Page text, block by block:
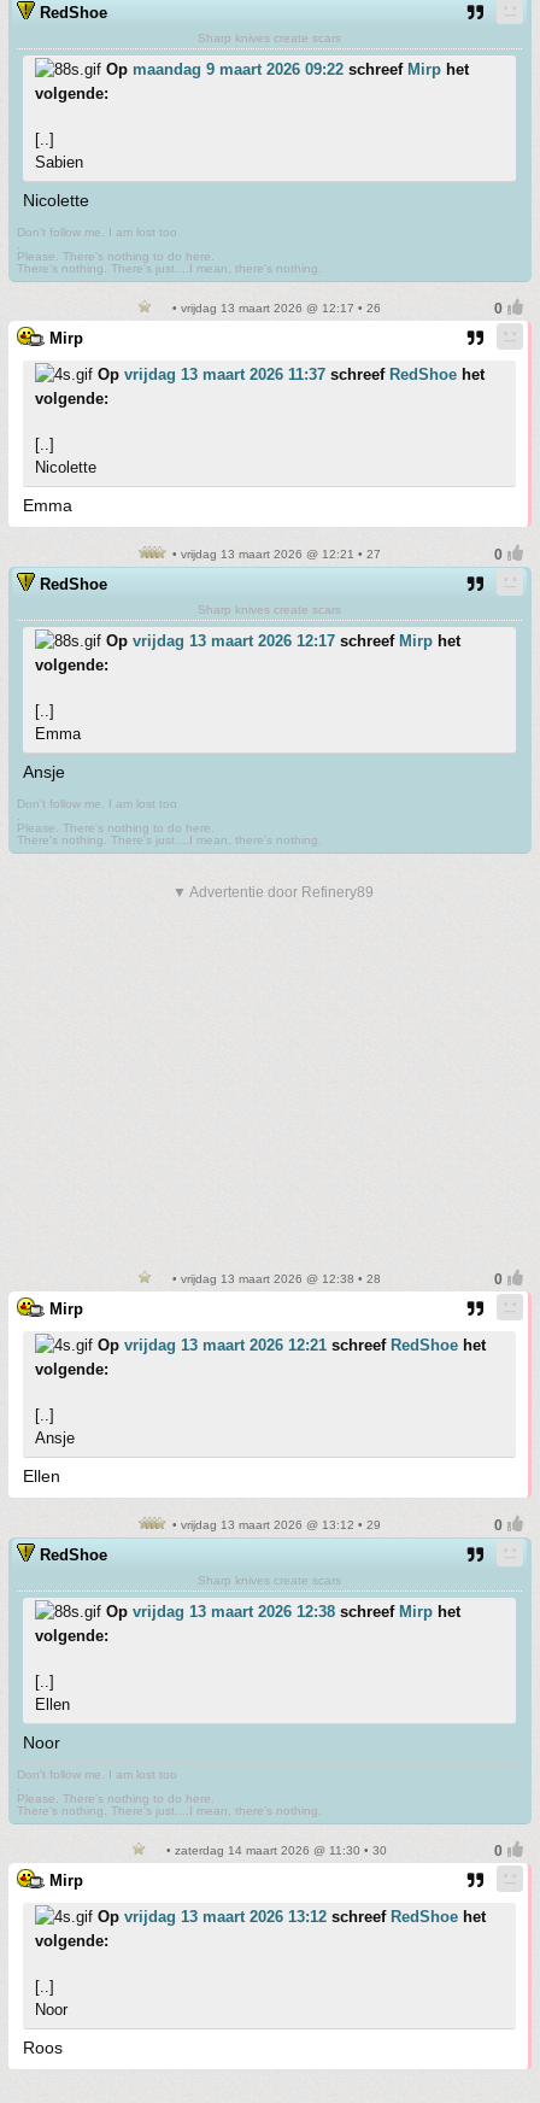
RedShoe
Sharp knives create scars
Op maandag 9 maart 2026 09:22 schreef Mirp het
volgende:
[..]
Sabien
Nicolette
Don't follow me. I am lost too
Please. There's nothing to do here.
There's nothing. There's just....I mean, there's nothing.
• vrijdag 13 maart 2026 @ 12:17 • 26
Mirp
Op vrijdag 13 maart 2026 11:37 schreef RedShoe het
volgende:
[..]
Nicolette
Emma
• vrijdag 13 maart 2026 @ 12:21 • 27
RedShoe
Sharp knives create scars
Op vrijdag 13 maart 2026 12:17 schreef Mirp het
volgende:
[..]
Emma
Ansje
Don't follow me. I am lost too
Please. There's nothing to do here.
There's nothing. There's just....I mean, there's nothing.
▼ Advertentie door Refinery89
• vrijdag 13 maart 2026 @ 12:38 • 28
Mirp
Op vrijdag 13 maart 2026 12:21 schreef RedShoe het
volgende:
[..]
Ansje
Ellen
• vrijdag 13 maart 2026 @ 13:12 • 29
RedShoe
Sharp knives create scars
Op vrijdag 13 maart 2026 12:38 schreef Mirp het
volgende:
[..]
Ellen
Noor
Don't follow me. I am lost too
Please. There's nothing to do here.
There's nothing. There's just....I mean, there's nothing.
• zaterdag 14 maart 2026 @ 11:30 • 30
Mirp
Op vrijdag 13 maart 2026 13:12 schreef RedShoe het
volgende:
[..]
Noor
Roos